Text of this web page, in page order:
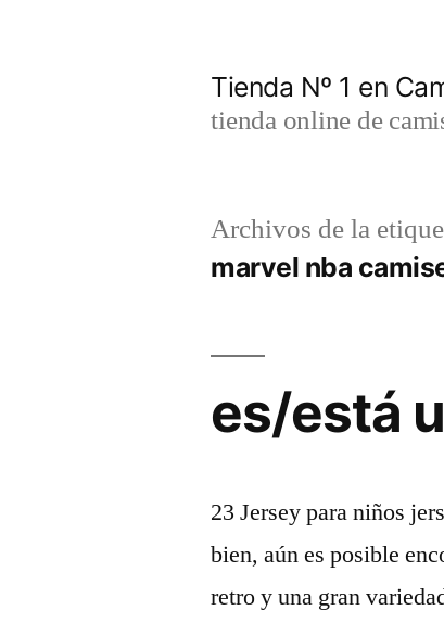
Tienda Nº 1 en
tienda online de
Archivos de la
marvel nba
es/está
23 Jersey para niños
bien, aún es posible
retro y una gran